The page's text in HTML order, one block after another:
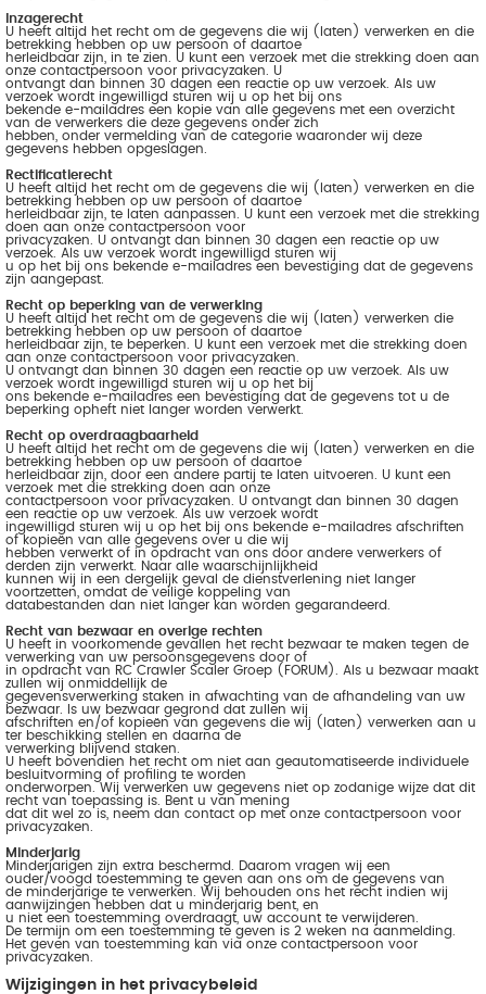
Inzagerecht
U heeft altijd het recht om de gegevens die wij (laten) verwerken en die
betrekking hebben op uw persoon of daartoe
herleidbaar zijn, in te zien. U kunt een verzoek met die strekking doen aan
onze contactpersoon voor privacyzaken. U
ontvangt dan binnen 30 dagen een reactie op uw verzoek. Als uw
verzoek wordt ingewilligd sturen wij u op het bij ons
bekende e-mailadres een kopie van alle gegevens met een overzicht
van de verwerkers die deze gegevens onder zich
hebben, onder vermelding van de categorie waaronder wij deze
gegevens hebben opgeslagen.
Rectificatierecht
U heeft altijd het recht om de gegevens die wij (laten) verwerken en die
betrekking hebben op uw persoon of daartoe
herleidbaar zijn, te laten aanpassen. U kunt een verzoek met die strekking
doen aan onze contactpersoon voor
privacyzaken. U ontvangt dan binnen 30 dagen een reactie op uw
verzoek. Als uw verzoek wordt ingewilligd sturen wij
u op het bij ons bekende e-mailadres een bevestiging dat de gegevens
zijn aangepast.
Recht op beperking van de verwerking
U heeft altijd het recht om de gegevens die wij (laten) verwerken die
betrekking hebben op uw persoon of daartoe
herleidbaar zijn, te beperken. U kunt een verzoek met die strekking doen
aan onze contactpersoon voor privacyzaken.
U ontvangt dan binnen 30 dagen een reactie op uw verzoek. Als uw
verzoek wordt ingewilligd sturen wij u op het bij
ons bekende e-mailadres een bevestiging dat de gegevens tot u de
beperking opheft niet langer worden verwerkt.
Recht op overdraagbaarheid
U heeft altijd het recht om de gegevens die wij (laten) verwerken en die
betrekking hebben op uw persoon of daartoe
herleidbaar zijn, door een andere partij te laten uitvoeren. U kunt een
verzoek met die strekking doen aan onze
contactpersoon voor privacyzaken. U ontvangt dan binnen 30 dagen
een reactie op uw verzoek. Als uw verzoek wordt
ingewilligd sturen wij u op het bij ons bekende e-mailadres afschriften
of kopieën van alle gegevens over u die wij
hebben verwerkt of in opdracht van ons door andere verwerkers of
derden zijn verwerkt. Naar alle waarschijnlijkheid
kunnen wij in een dergelijk geval de dienstverlening niet langer
voortzetten, omdat de veilige koppeling van
databestanden dan niet langer kan worden gegarandeerd.
Recht van bezwaar en overige rechten
U heeft in voorkomende gevallen het recht bezwaar te maken tegen de
verwerking van uw persoonsgegevens door of
in opdracht van RC Crawler Scaler Groep (FORUM). Als u bezwaar maakt
zullen wij onmiddellijk de
gegevensverwerking staken in afwachting van de afhandeling van uw
bezwaar. Is uw bezwaar gegrond dat zullen wij
afschriften en/of kopieën van gegevens die wij (laten) verwerken aan u
ter beschikking stellen en daarna de
verwerking blijvend staken.
U heeft bovendien het recht om niet aan geautomatiseerde individuele
besluitvorming of profiling te worden
onderworpen. Wij verwerken uw gegevens niet op zodanige wijze dat dit
recht van toepassing is. Bent u van mening
dat dit wel zo is, neem dan contact op met onze contactpersoon voor
privacyzaken.
Minderjarig
Minderjarigen zijn extra beschermd. Daarom vragen wij een
ouder/voogd toestemming te geven aan ons om de gegevens van
de minderjarige te verwerken. Wij behouden ons het recht indien wij
aanwijzingen hebben dat u minderjarig bent, en
u niet een toestemming overdraagt, uw account te verwijderen.
De termijn om een toestemming te geven is 2 weken na aanmelding.
Het geven van toestemming kan via onze contactpersoon voor
privacyzaken.
Wijzigingen in het privacybeleid